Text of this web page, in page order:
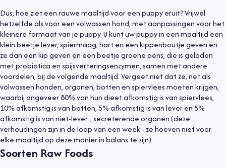
Dus, hoe ziet een rauwe maaltijd voor een puppy eruit? Vrijwel
hetzelfde als voor een volwassen hond, met aanpassingen voor het
kleinere formaat van je puppy. U kunt uw puppy in een maaltijd een
klein beetje lever, spiermaag, hart en een kippenboutje geven en
ze dan een kip geven en een beetje groene pens, die is geladen
met probiotica en spijsverteringsenzymen, samen met andere
voordelen, bij de volgende maaltijd. Vergeet niet dat ze, net als
volwassen honden, organen, botten en spiervlees moeten krijgen,
waarbij ongeveer 80% van hun dieet afkomstig is van spiervlees,
10% afkomstig is van botten, 5% afkomstig is van lever en 5%
afkomstig is van niet-lever. , secreterende organen (deze
verhoudingen zijn in de loop van een week - ze hoeven niet voor
elke maaltijd op deze manier in balans te zijn).
Soorten Raw Foods